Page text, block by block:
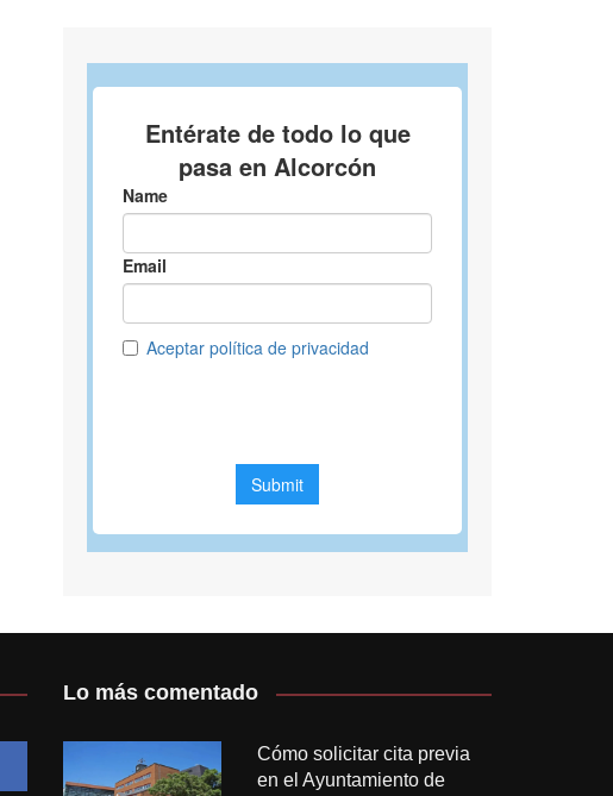
Lo más comentado
Cómo solicitar cita previa
en el Ayuntamiento de